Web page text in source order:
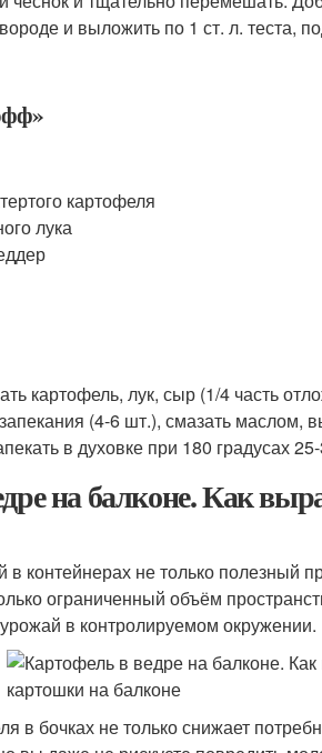
и выложить по 1 ст. л. теста,
картофеля
лука
картофель, лук, сыр (1/4 часть
(4-6 шт.), смазать маслом,
в духовке при 180 градусах
на балконе. Как
контейнерах не только полезный
ограниченный объём
в контролируемом окружении.
в бочках не только снижает